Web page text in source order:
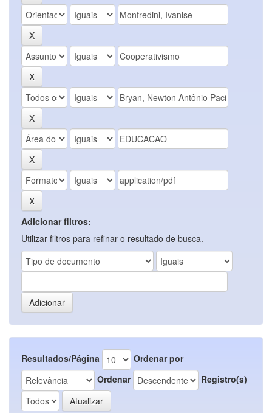
Adicionar filtros:
Utilizar filtros para refinar o resultado de busca.
Resultados/Página
Ordenar por
Ordenar
Registro(s)